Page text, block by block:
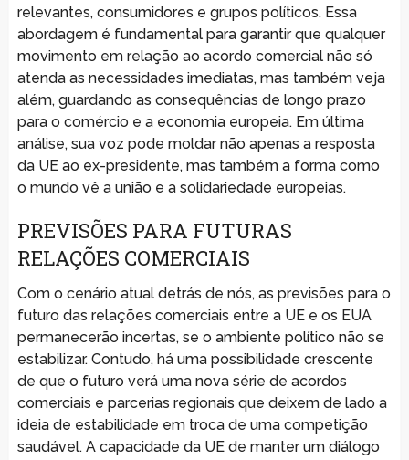
relevantes, consumidores e grupos políticos. Essa
abordagem é fundamental para garantir que qualquer
movimento em relação ao acordo comercial não só
atenda as necessidades imediatas, mas também veja
além, guardando as consequências de longo prazo
para o comércio e a economia europeia. Em última
análise, sua voz pode moldar não apenas a resposta
da UE ao ex-presidente, mas também a forma como
o mundo vê a união e a solidariedade europeias.
PREVISÕES PARA FUTURAS
RELAÇÕES COMERCIAIS
Com o cenário atual detrás de nós, as previsões para o
futuro das relações comerciais entre a UE e os EUA
permanecerão incertas, se o ambiente político não se
estabilizar. Contudo, há uma possibilidade crescente
de que o futuro verá uma nova série de acordos
comerciais e parcerias regionais que deixem de lado a
ideia de estabilidade em troca de uma competição
saudável. A capacidade da UE de manter um diálogo